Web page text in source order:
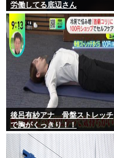
労働してる底辺さん
後呂有紗アナ 骨盤ストレッチ
で胸がくっきり！！